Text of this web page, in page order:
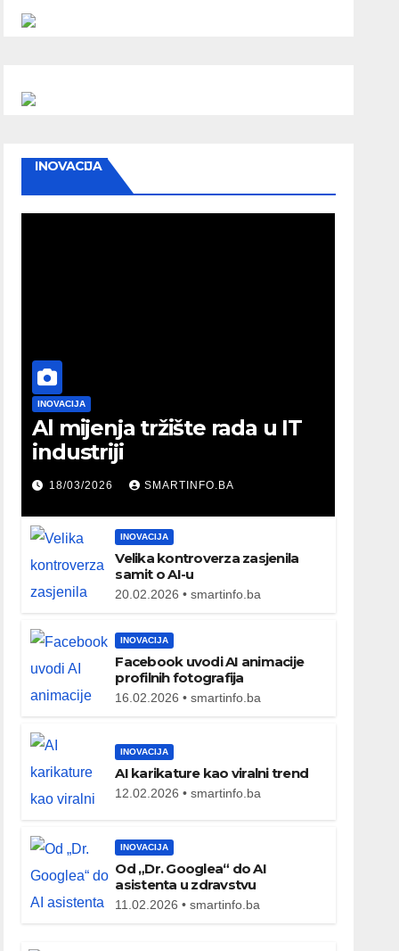
INOVACIJA
INOVACIJA
Al mijenja tržište rada u IT
industriji
18/03/2026 SMARTINFO.BA
INOVACIJA
Velika kontroverza zasjenila
samit o AI-u
20.02.2026 • smartinfo.ba
INOVACIJA
Facebook uvodi AI animacije
profilnih fotografija
16.02.2026 • smartinfo.ba
INOVACIJA
AI karikature kao viralni trend
12.02.2026 • smartinfo.ba
INOVACIJA
Od „Dr. Googlea“ do AI
asistenta u zdravstvu
11.02.2026 • smartinfo.ba